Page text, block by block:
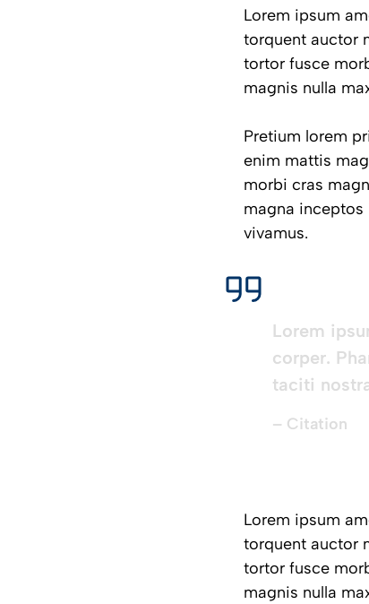
Lorem ipsum
torquent auctor
tortor fusce
magnis nulla
Pretium lorem
enim mattis
morbi cras
magna
vivamus.
Lorem
corper.
taciti
– Citation
Lorem ipsum
torquent auctor
tortor fusce
magnis nulla